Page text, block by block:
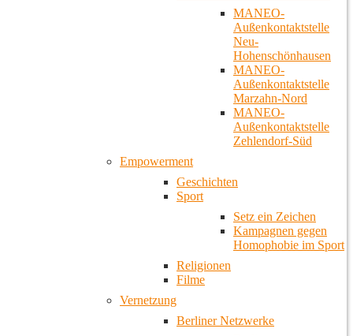
MANEO-
Außenkontaktstelle
Neu-
Hohenschönhausen
MANEO-
Außenkontaktstelle
Marzahn-Nord
MANEO-
Außenkontaktstelle
Zehlendorf-Süd
Empowerment
Geschichten
Sport
Setz ein Zeichen
Kampagnen gegen
Homophobie im Sport
Religionen
Filme
Vernetzung
Berliner Netzwerke